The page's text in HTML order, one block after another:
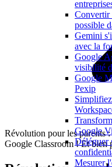
Convertir
possible
Gemini
avec la
Google
visibilité
Google
Pexip
Google
Déléguer
Mesurer
Révolution pour les parents
Google Classroom ! Et bien